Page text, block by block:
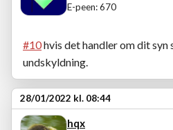
E-peen: 670
#10hvis det handler om dit syn
undskyldning.
28/01/2022 kl. 08:44
hqx